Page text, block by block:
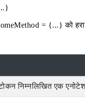
= {...} को
निम्नलिखित एक